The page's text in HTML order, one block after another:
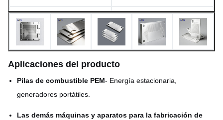
El grosor 0.5 ️ 3,0 mm
Tolerancia a la uniformidad ± 0,05 mm
Tamaño máximo de la placa
Se aplicará el método
grabado)
Aplicaciones del producto
Pilas de combustible PEM- Energía estacionaria,
generadores portátiles.
Las demás máquinas y aparatos para la fabricación de